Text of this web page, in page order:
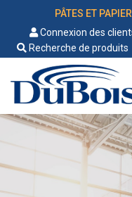
Connexion des
Recherche de produits